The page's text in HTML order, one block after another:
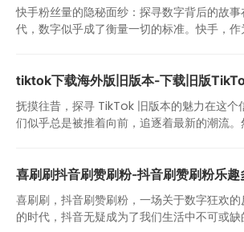
快手粉丝量的隐秘面纱：探寻数字背后的故
代，数字似乎成了衡量一切的标准。快手，作
tiktok下载海外版旧版本-下载旧版
抚摸往昔，探寻 TikTok 旧版本的魅力在这个
们似乎总是被推着向前，追逐着最新的潮流。
喜刷刷抖音刷赞刷粉-抖音刷赞刷粉乐趣
喜刷刷，抖音刷赞刷粉，一场关于数字狂欢
的时代，抖音无疑成为了我们生活中不可或缺